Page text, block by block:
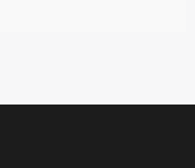
информацию о
и уточнения данных.
по телефонном режиме
через корзину